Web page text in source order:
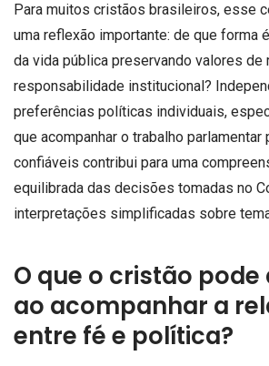
Para muitos cristãos brasileiros, esse
uma reflexão importante: de que forma
da vida pública preservando valores
responsabilidade institucional?
preferências políticas individuais,
que acompanhar o trabalho
confiáveis contribui para uma
equilibrada das decisões tomadas no
interpretações simplificadas sobre
O que o cristão
ao acompanhar a
entre fé e política?